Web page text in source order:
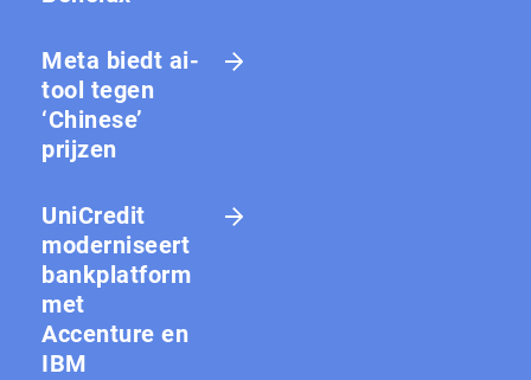
Meta biedt ai-
tool tegen
‘Chinese’
prijzen
UniCredit
moderniseert
bankplatform
met
Accenture en
IBM